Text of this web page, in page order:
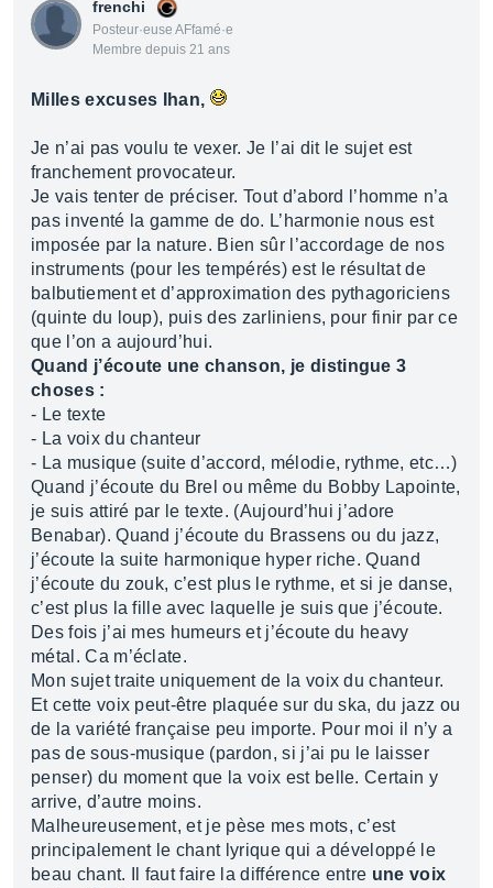
frenchi
Posteur·euse AFfamé·e
Membre depuis 21 ans
Milles excuses Ihan,
Je n’ai pas voulu te vexer. Je l’ai dit le sujet est
franchement provocateur.
Je vais tenter de préciser. Tout d’abord l’homme n’a
pas inventé la gamme de do. L’harmonie nous est
imposée par la nature. Bien sûr l’accordage de nos
instruments (pour les tempérés) est le résultat de
balbutiement et d’approximation des pythagoriciens
(quinte du loup), puis des zarliniens, pour finir par ce
que l’on a aujourd’hui.
Quand j’écoute une chanson, je distingue 3
choses :
- Le texte
- La voix du chanteur
- La musique (suite d’accord, mélodie, rythme, etc…)
Quand j’écoute du Brel ou même du Bobby Lapointe,
je suis attiré par le texte. (Aujourd’hui j’adore
Benabar). Quand j’écoute du Brassens ou du jazz,
j’écoute la suite harmonique hyper riche. Quand
j’écoute du zouk, c’est plus le rythme, et si je danse,
c’est plus la fille avec laquelle je suis que j’écoute.
Des fois j’ai mes humeurs et j’écoute du heavy
métal. Ca m’éclate.
Mon sujet traite uniquement de la voix du chanteur.
Et cette voix peut-être plaquée sur du ska, du jazz ou
de la variété française peu importe. Pour moi il n’y a
pas de sous-musique (pardon, si j’ai pu le laisser
penser) du moment que la voix est belle. Certain y
arrive, d’autre moins.
Malheureusement, et je pèse mes mots, c’est
principalement le chant lyrique qui a développé le
beau chant. Il faut faire la différence entre une voix